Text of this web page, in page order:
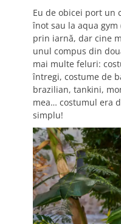
Eu de obicei port un
înot sau la aqua
prin iarnă, dar cine
unul compus din
mai multe feluri:
întregi, costume de
brazilian, tankini,
mea… costumul era
simplu!